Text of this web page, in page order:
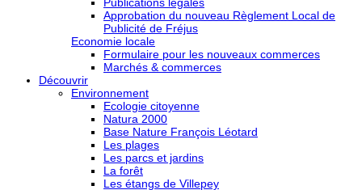
Approbation du nouveau Règlement Local de
Publicité de Fréjus
Economie locale
Formulaire pour les nouveaux commerces
Marchés & commerces
Découvrir
Environnement
Ecologie citoyenne
Natura 2000
Base Nature François Léotard
Les plages
Les parcs et jardins
La forêt
Les étangs de Villepey